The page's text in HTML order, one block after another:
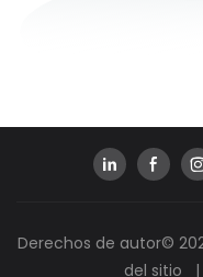
Derechos de autor©
del sitio
|